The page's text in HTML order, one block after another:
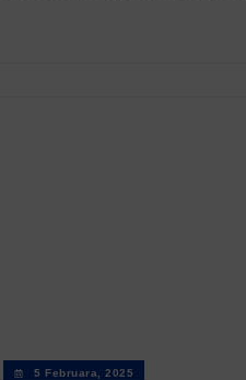
5 Februara, 2025